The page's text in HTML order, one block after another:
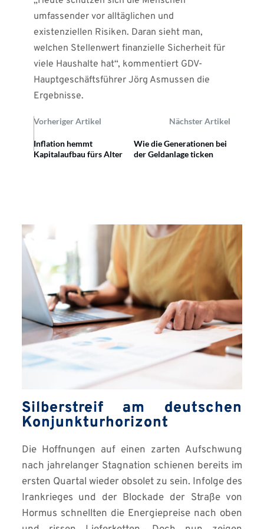
Silberstreif am deutschen
Konjunkturhorizont
Die Hoffnungen auf einen zarten Aufschwung
nach jahrelanger Stagnation schienen bereits im
ersten Quartal wieder obsolet zu sein. Infolge des
Irankrieges und der Blockade der Straße von
Hormus schnellten die Energiepreise nach oben
umfassender vor alltäglichen und
existenziellen Risiken. Daran sieht man,
welchen Stellenwert finanzielle Sicherheit für
viele Haushalte hat“, kommentiert GDV-
Hauptgeschäftsführer Jörg Asmussen die
Ergebnisse.
Vorheriger Artikel Nächster Artikel
Inflation hemmt
Kapitalaufbau fürs Alter
Wie die Generationen bei
der Geldanlage ticken